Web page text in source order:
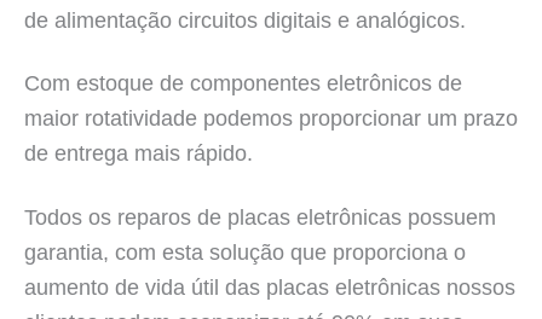
de alimentação circuitos digitais e analógicos.
Com estoque de componentes eletrônicos de
maior rotatividade podemos proporcionar um prazo
de entrega mais rápido.
Todos os reparos de placas eletrônicas possuem
garantia, com esta solução que proporciona o
aumento de vida útil das placas eletrônicas nossos